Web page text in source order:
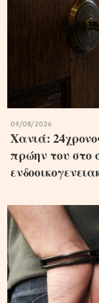
09/08/2026
Χανιά:
πρώην του στο